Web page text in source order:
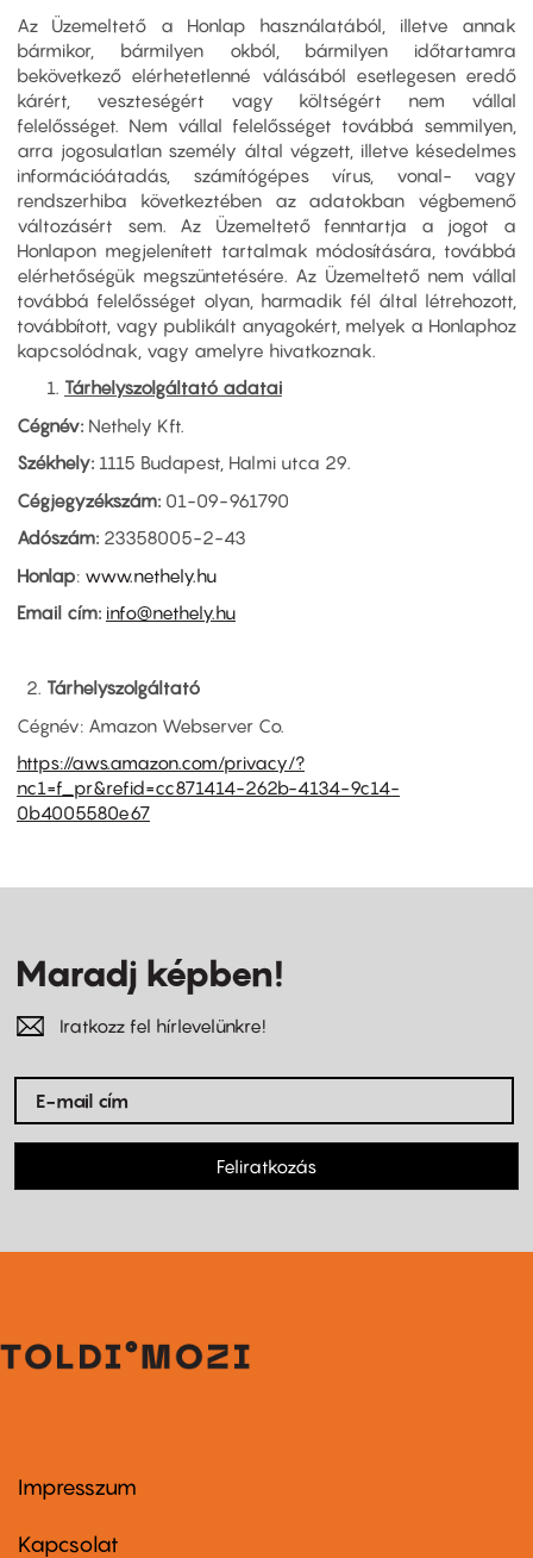
Az Üzemeltető a Honlap használatából, illetve annak
bármikor, bármilyen okból, bármilyen időtartamra
bekövetkező elérhetetlenné válásából esetlegesen eredő
kárért, veszteségért vagy költségért nem vállal
felelősséget. Nem vállal felelősséget továbbá semmilyen,
arra jogosulatlan személy által végzett, illetve késedelmes
információátadás, számítógépes vírus, vonal- vagy
rendszerhiba következtében az adatokban végbemenő
változásért sem. Az Üzemeltető fenntartja a jogot a
Honlapon megjelenített tartalmak módosítására, továbbá
elérhetőségük megszüntetésére. Az Üzemeltető nem vállal
továbbá felelősséget olyan, harmadik fél által létrehozott,
továbbított, vagy publikált anyagokért, melyek a Honlaphoz
kapcsolódnak, vagy amelyre hivatkoznak.
Tárhelyszolgáltató adatai
Cégnév: Nethely Kft.
Székhely: 1115 Budapest, Halmi utca 29.
Cégjegyzékszám: 01-09-961790
Adószám: 23358005-2-43
Honlap: www.nethely.hu
Email cím: info@nethely.hu
2. Tárhelyszolgáltató
Cégnév: Amazon Webserver Co.
https://aws.amazon.com/privacy/?
nc1=f_pr&refid=cc871414-262b-4134-9c14-
0b4005580e67
Maradj képben!
Iratkozz fel hírlevelünkre!
Feliratkozás
Footer
first
Impresszum
Kapcsolat